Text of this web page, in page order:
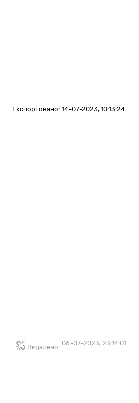
Експортовано: 14-07-2023, 10:13:24
Видалено:
06-07-2023, 23:14:01